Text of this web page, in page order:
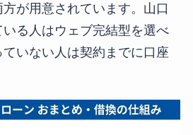
が用意されています。山口
る人はウェブ完結型を選べ
いない人は契約までに口座